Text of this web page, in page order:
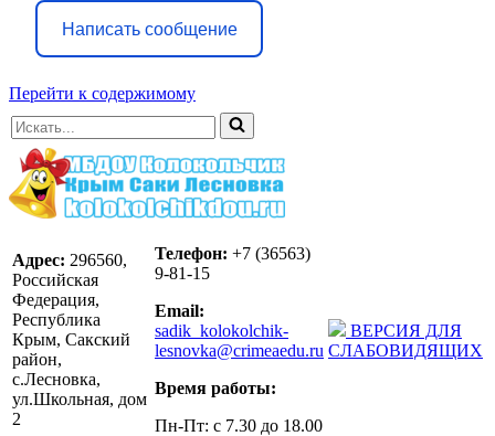
Написать сообщение
Перейти к содержимому
Искать...
Адрес: 296560,
Российская
Федерация,
Республика
Крым, Сакский
район,
с.Лесновка,
ул.Школьная, дом
2
Телефон: +7 (36563)
9-81-15
Email:
sadik_kolokolchik-
lesnovka@crimeaedu.ru
Время работы:
Пн-Пт: с 7.30 до 18.00
ВЕРСИЯ ДЛЯ
СЛАБОВИДЯЩИХ